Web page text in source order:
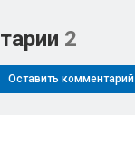
2
Оставить комментарий